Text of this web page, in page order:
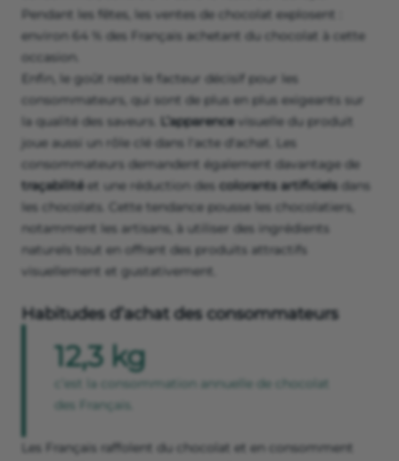
Pendant les fêtes, les ventes de chocolat explosent :
environ 64 % des Français achetant du chocolat à cette
occasion.
Enfin, le goût reste le facteur décisif pour les
consommateurs, qui sont de plus en plus exigeants sur
la qualité des saveurs. L’apparencevisuelle du produit
joue aussi un rôle clé dans l'acte d'achat. Les
consommateurs demandent également davantage de
traçabilitéet une réduction des colorants artificiels dans
les chocolats. Cette tendance pousse les chocolatiers,
notamment les artisans, à utiliser des ingrédients
naturels tout en offrant des produits attractifs
visuellement et gustativement.
Habitudes d’achat des consommateurs
12,3 kg
c’est la consommation annuelle de chocolat
des Français.
Les Français raffolent du chocolat et en consomment